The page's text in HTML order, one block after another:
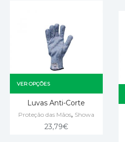
VER OPÇÕES
Luvas Anti-Corte
Proteção das Mãos, Showa
23,79€